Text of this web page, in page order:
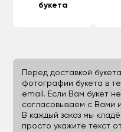
букета
Перед доставкой
фотографии букета в
email. Если Вам букет
согласовываем с Вами
В каждый заказ мы
просто укажите текст